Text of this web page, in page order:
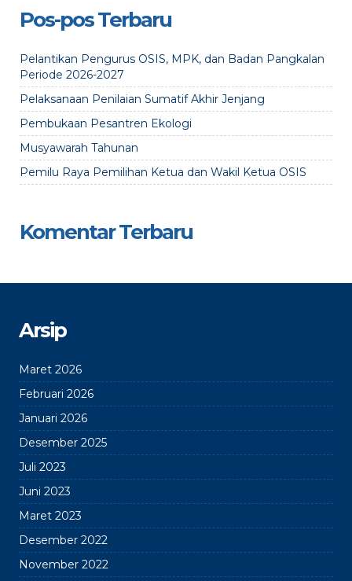
Pos-pos Terbaru
Pelantikan Pengurus OSIS, MPK, dan Badan Pangkalan
Periode 2026-2027
Pelaksanaan Penilaian Sumatif Akhir Jenjang
Pembukaan Pesantren Ekologi
Musyawarah Tahunan
Pemilu Raya Pemilihan Ketua dan Wakil Ketua OSIS
Komentar Terbaru
Arsip
Maret 2026
Februari 2026
Januari 2026
Desember 2025
Juli 2023
Juni 2023
Maret 2023
Desember 2022
November 2022